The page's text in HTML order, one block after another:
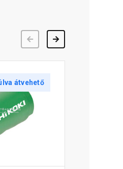
átvehető